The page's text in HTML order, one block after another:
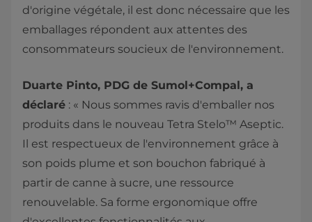
d'origine végétale, il est donc nécessaire que les
emballages répondent aux attentes des
consommateurs soucieux de l'environnement.
Duarte Pinto, PDG de Sumol+Compal, a
déclaré : « Nous sommes ravis d'emballer nos
produits dans le nouveau Tetra Stelo™ Aseptic.
Il est respectueux de l'environnement grâce à
son poids plume et son bouchon fabriqué à
partir de canne à sucre, une ressource
renouvelable. Sa forme ergonomique offre